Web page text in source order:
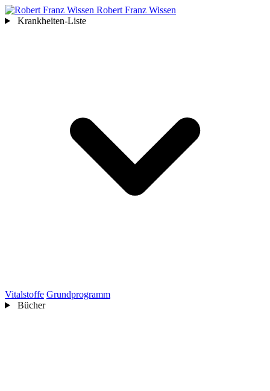
Robert Franz Wissen
Krankheiten-Liste
Vitalstoffe Grundprogramm
Bücher